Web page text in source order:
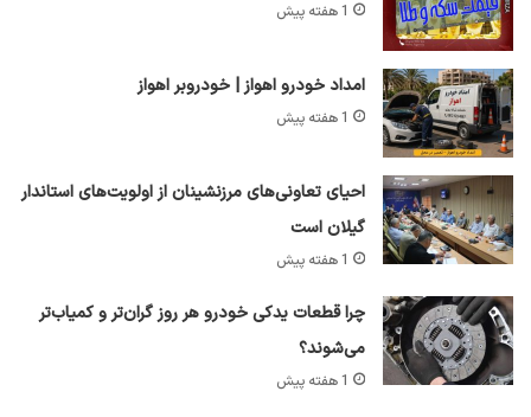
1 هفته پیش
امداد خودرو اهواز | خودروبر اهواز
1 هفته پیش
احیای تعاونی‌های مرزنشینان از اولویت‌های استاندار
گیلان است
1 هفته پیش
چرا قطعات یدکی خودرو هر روز گران‌تر و کمیاب‌تر
می‌شوند؟
1 هفته پیش